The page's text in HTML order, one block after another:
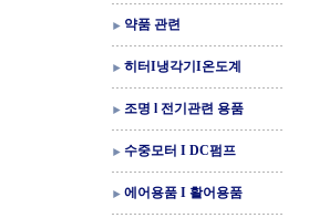
약품 관련
히터I냉각기I온도계
조명 l 전기관련 용품
수중모터 I DC펌프
에어용품 I 활어용품